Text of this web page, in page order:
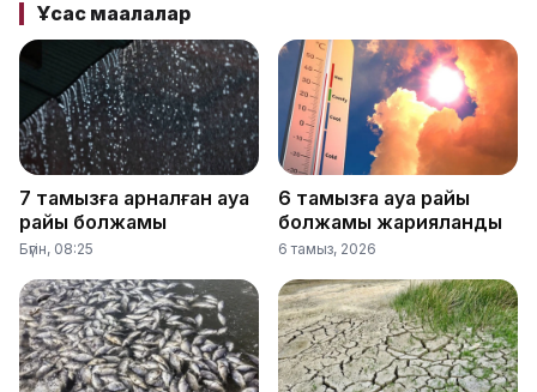
Ұқсас мақалалар
7 тамызға арналған ауа
райы болжамы
Бүгін, 08:25
6 тамызға ауа райы
болжамы жарияланды
6 тамыз, 2026